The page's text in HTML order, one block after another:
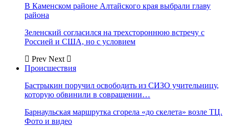
В Каменском районе Алтайского края выбрали главу
района
Зеленский согласился на трехстороннюю встречу с
Россией и США, но с условием
Prev Next
Происшествия
Бастрыкин поручил освободить из СИЗО учительницу,
которую обвинили в совращении…
Барнаульская маршрутка сгорела «до скелета» возле ТЦ.
Фото и видео